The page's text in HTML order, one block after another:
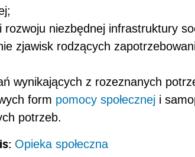
rozwoju niezbędnej infrastruktury
zjawisk rodzących
wynikających z rozeznanych
form pomocy społecznej i
potrzeb.
Opieka społeczna